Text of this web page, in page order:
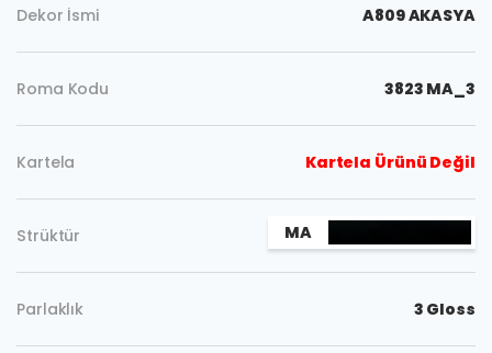
Dekor İsmi A809 AKASYA
Roma Kodu 3823 MA_3
Kartela Kartela Ürünü Değil
Strüktür MA
Parlaklık 3 Gloss